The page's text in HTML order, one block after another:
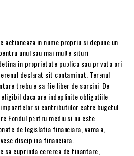
in nume propriu si depune un
unul sau mai multe situri
in proprietate publica sau privata ori
declarat sit contaminat. Terenul
trebuie sa fie liber de sarcini. De
daca are indeplinite obligatiile
si contributiilor catre bugetul
Fondul pentru mediu si nu este
de legislatia financiara, vamala,
disciplina financiara.
sa cuprinda cererea de finantare,